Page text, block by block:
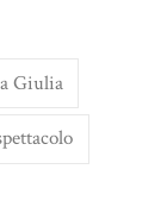
Giulia